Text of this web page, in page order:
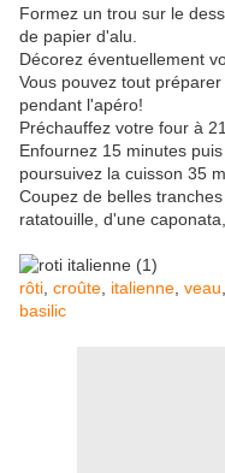
Formez un trou sur le
de papier d'alu.
Décorez éventuellement
Vous pouvez tout
pendant l'apéro!
Préchauffez votre four à
Enfournez 15 minutes
poursuivez la cuisson 35
Coupez de belles
ratatouille, d'une
rôti croûte italienne veau
basilic